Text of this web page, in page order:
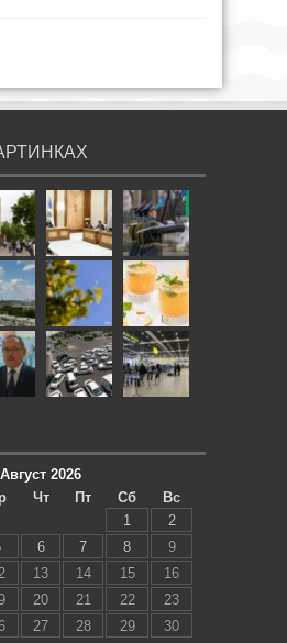
Август 2026
Чт Пт Сб
Вс
1
2
6 7 8
9
13 14 15
16
20 21 22
23
27 28 29
30